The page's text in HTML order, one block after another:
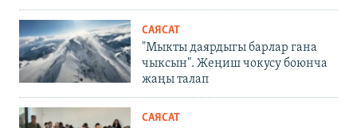
САЯСАТ
"Мыкты даярдыгы барлар гана
чыксын". Жеңиш чокусу боюнча
жаңы талап
САЯСАТ